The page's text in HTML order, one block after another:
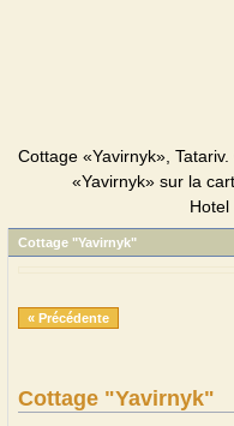
Cottage «Yavirnyk»,
«Yavirnyk» sur la
Hotel
Cottage "Yavirnyk"
« Précédente
Cottage "Yavirnyk"